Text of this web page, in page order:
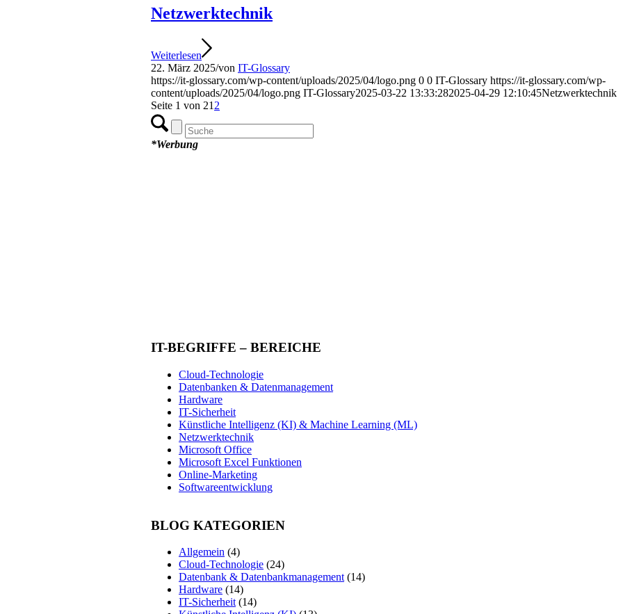
Netzwerktechnik
Weiterlesen
22. März 2025/von IT-Glossary
https://it-glossary.com/wp-content/uploads/2025/04/logo.png 0 0 IT-Glossary https://it-glossary.com/wp-
content/uploads/2025/04/logo.png IT-Glossary2025-03-22 13:33:282025-04-29 12:10:45Netzwerktechnik
Seite 1 von 21 2
*Werbung
IT-BEGRIFFE – BEREICHE
Cloud-Technologie
Datenbanken & Datenmanagement
Hardware
IT-Sicherheit
Künstliche Intelligenz (KI) & Machine Learning (ML)
Netzwerktechnik
Microsoft Office
Microsoft Excel Funktionen
Online-Marketing
Softwareentwicklung
BLOG KATEGORIEN
Allgemein (4)
Cloud-Technologie (24)
Datenbank & Datenbankmanagement(14)
Hardware (14)
IT-Sicherheit(14)